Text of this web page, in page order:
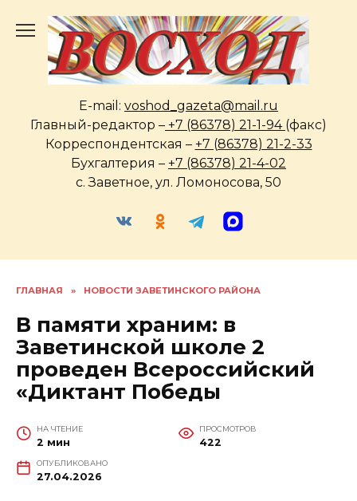
содержанию
E-mail: voshod_gazeta@mail.ru
Главный-редактор – +7 (86378) 21-1-94 (факс)
Корреспондентская – +7 (86378) 21-2-33
Бухгалтерия – +7 (86378) 21-4-02
с. Заветное, ул. Ломоносова, 50
ГЛАВНАЯ » НОВОСТИ ЗАВЕТИНСКОГО РАЙОНА
В памяти храним: в
Заветинской школе 2
проведен Всероссийский
«Диктант Победы
НА ЧТЕНИЕ
2 мин
ПРОСМОТРОВ
422
ОПУБЛИКОВАНО
27.04.2026